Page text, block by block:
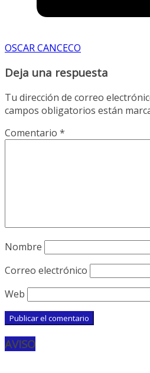
OSCAR CANCECO
Deja una respuesta
Tu dirección de correo
campos obligatorios están
Comentario *
Nombre
Correo electrónico
Web
AVISO